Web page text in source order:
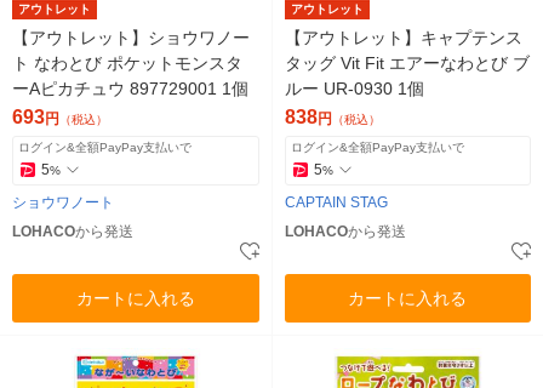
アウトレット
【アウトレット】ショウワノー
ト なわとび ポケットモンスタ
ーAピカチュウ 897729001 1個
693円 （税込）
ログイン&全額PayPay支払いで
5%
ショウワノート
LOHACOから発送
カートに入れる
アウトレット
【アウトレット】キャプテンス
タッグ Vit Fit エアーなわとび ブ
ルー UR-0930 1個
838円 （税込）
ログイン&全額PayPay支払いで
5%
CAPTAIN STAG
LOHACOから発送
カートに入れる